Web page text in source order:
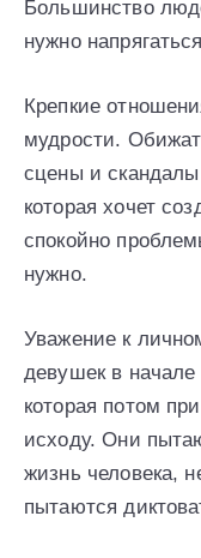
Большинство
нужно
Крепкие
мудрости.
сцены и
которая хочет
спокойно
нужно.
Уважение к
девушек в
которая потом
исходу. Они
жизнь человека,
пытаются